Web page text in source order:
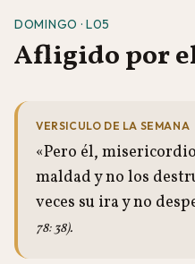
DOMINGO · L05
Afligido por
VERSICULO DE LA SEMANA
«Pero él,
maldad y no los
veces su ira y no
78: 38).